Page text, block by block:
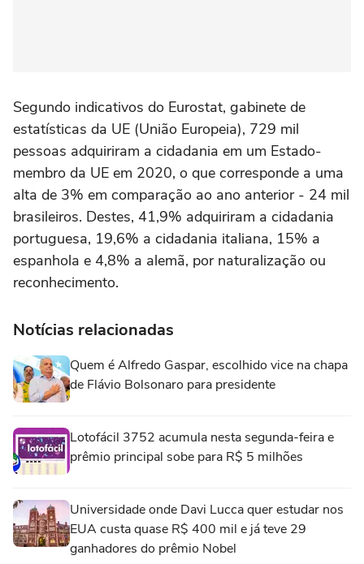
Segundo indicativos do Eurostat, gabinete de
estatísticas da UE (União Europeia), 729 mil
pessoas adquiriram a cidadania em um Estado-
membro da UE em 2020, o que corresponde a uma
alta de 3% em comparação ao ano anterior - 24 mil
brasileiros. Destes, 41,9% adquiriram a cidadania
portuguesa, 19,6% a cidadania italiana, 15% a
espanhola e 4,8% a alemã, por naturalização ou
reconhecimento.
Notícias relacionadas
Quem é Alfredo Gaspar, escolhido vice na chapa
de Flávio Bolsonaro para presidente
Lotofácil 3752 acumula nesta segunda-feira e
prêmio principal sobe para R$ 5 milhões
Universidade onde Davi Lucca quer estudar nos
EUA custa quase R$ 400 mil e já teve 29
ganhadores do prêmio Nobel